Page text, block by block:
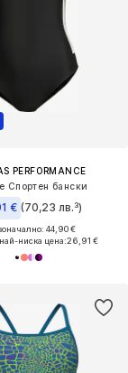
PERFORMANCE
Спортен бански
€ (70,23 лв.³)
44,90 €
ниска цена:26,91 €